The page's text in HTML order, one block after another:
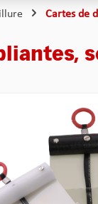
Cartes de